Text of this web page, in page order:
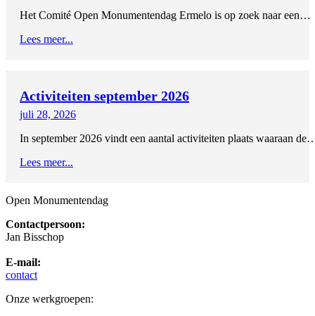
Het Comité Open Monumentendag Ermelo is op zoek naar een…
Lees meer...
Activiteiten september 2026
juli 28, 2026
In september 2026 vindt een aantal activiteiten plaats waaraan
Lees meer...
Open Monumentendag
Contactpersoon:
Jan Bisschop
E-mail:
contact
Onze werkgroepen: